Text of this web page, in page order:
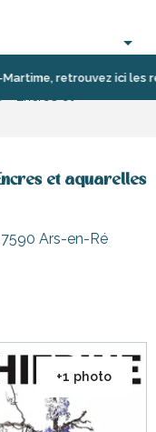
retrouvez ici les
et aquarelles
Ars-en-Ré
+1 photo